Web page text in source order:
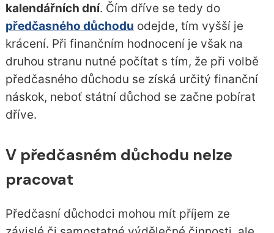
kalendářních dní. Čím dříve se tedy do
předčasného důchodu odejde, tím vyšší je
krácení. Při finančním hodnocení je však na
druhou stranu nutné počítat s tím, že při volbě
předčasného důchodu se získá určitý finanční
náskok, neboť státní důchod se začne pobírat
dříve.
V předčasném důchodu nelze
pracovat
Předčasní důchodci mohou mít příjem ze